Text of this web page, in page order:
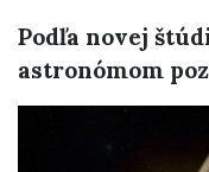
Podľa novej
astronómom